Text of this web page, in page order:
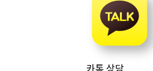
카톡 상담